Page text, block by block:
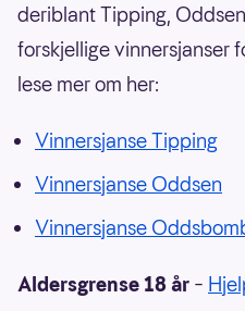
deriblant Tipping,
forskjellige vinnersjanser
lese mer om her:
Vinnersjanse Tipping
Vinnersjanse Oddsen
Vinnersjanse
Aldersgrense 18 år –